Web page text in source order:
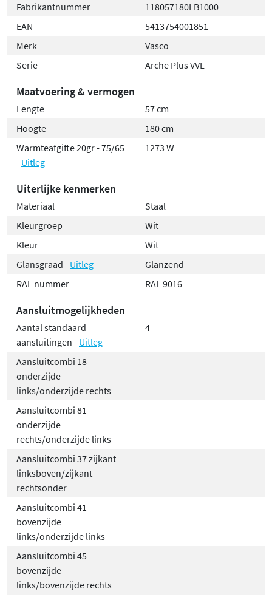
Fabrikantnummer
118057180LB1000
EAN
5413754001851
Merk
Vasco
Serie
Arche Plus VVL
Maatvoering & vermogen
Lengte
57 cm
Hoogte
180 cm
Warmteafgifte 20gr - 75/65
Uitleg
1273 W
Uiterlijke kenmerken
Materiaal
Staal
Kleurgroep
Wit
Kleur
Wit
Glansgraad
Uitleg
Glanzend
RAL nummer
RAL 9016
Aansluitmogelijkheden
Aantal standaard
aansluitingen
Uitleg
4
Aansluitcombi 18
onderzijde
links/onderzijde rechts
Aansluitcombi 81
onderzijde
rechts/onderzijde links
Aansluitcombi 37 zijkant
linksboven/zijkant
rechtsonder
Aansluitcombi 41
bovenzijde
links/onderzijde links
Aansluitcombi 45
bovenzijde
links/bovenzijde rechts